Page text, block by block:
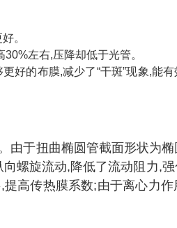
。
左右,压降却低于光管。
好的布膜,减少了“干斑”现象,能
由于扭曲椭圆管截面形状为
螺旋流动,降低了流动阻力,
高传热膜系数;由于离心力